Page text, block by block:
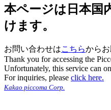
本ページは日本国
けます。
お問い合わせはこちらからお
Thank you for accessing the
Unfortunately, this service can
For inquiries, please click here.
Kakao piccoma Corp.